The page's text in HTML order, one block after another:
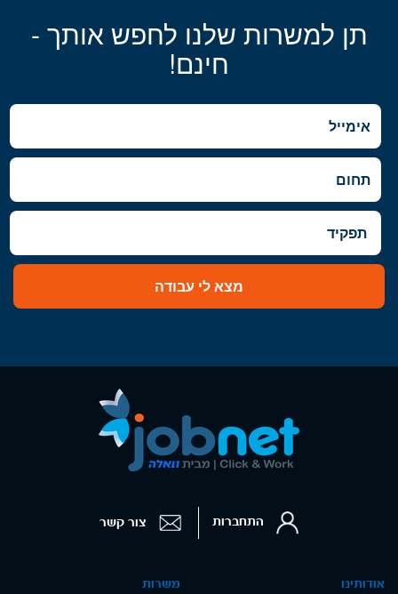
תן למשרות שלנו לחפש אותך -
חינם!
מצא לי עבודה
אודותינו
משרות